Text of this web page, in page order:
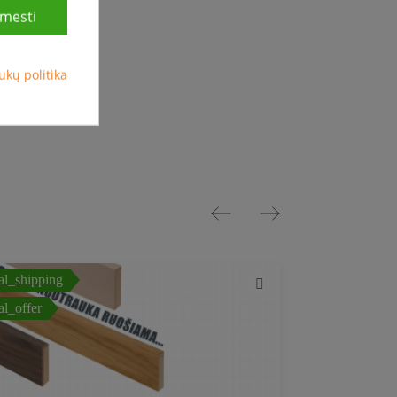
politika